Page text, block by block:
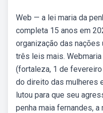
Web — a lei maria da
completa 15 anos em
organização das nações
três leis mais.
(fortaleza, 1 de
do direito das mulheres
lutou para que seu
penha maia fernandes,